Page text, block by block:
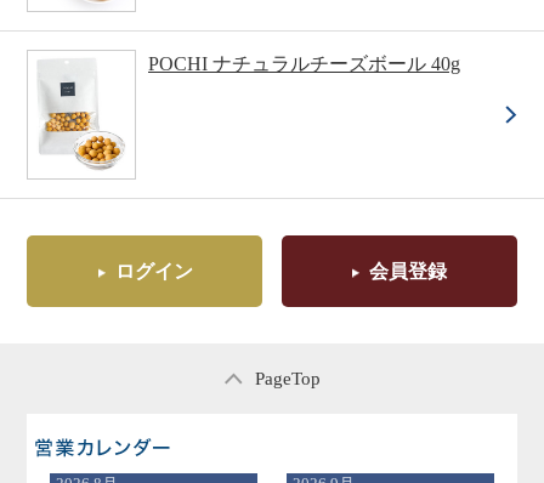
POCHI ナチュラルチーズボール 40g
ログイン 会員登録
PageTop